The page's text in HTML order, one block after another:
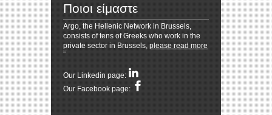
Ποιοι είμαστε
Argo, the Hellenic Network in Brussels,
consists of tens of Greeks who work in the
private sector in Brussels, please read more
Our Linkedin page:
Our Facebook page: